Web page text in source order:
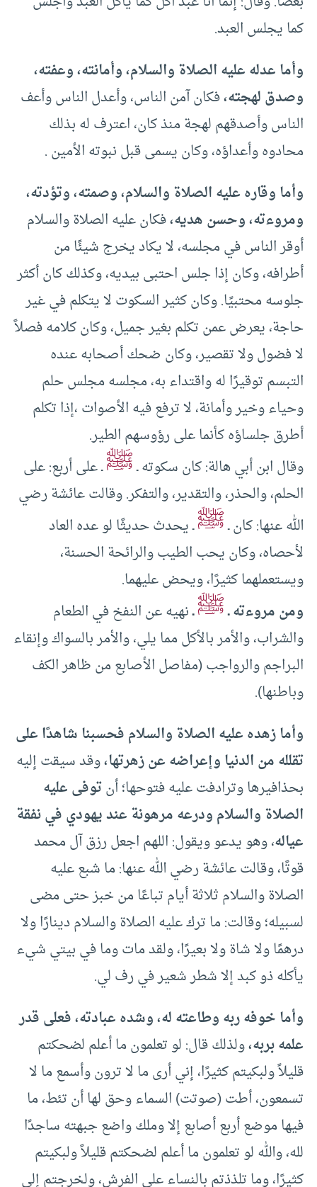
كما يجلس العبد.
وأما عدله عليه الصلاة والسلام، وأمانته، وعفته،
وصدق لهجته،فكان آمن الناس، وأعدل الناس وأعف
الناس وأصدقهم لهجة منذ كان، اعترف له بذلك
محادوه وأعداؤه، وكان يسمى قبل نبوته الأمين .
وأما وقاره عليه الصلاة والسلام، وصمته، وتؤدته،
ومروءته، وحسن هديه،فكان عليه الصلاة والسلام
أوقر الناس في مجلسه، لا يكاد يخرج شيئًا من
أطرافه، وكان إذا جلس احتبى بيديه، وكذلك كان أكثر
جلوسه محتبيًا. وكان كثير السكوت لا يتكلم في غير
حاجة، يعرض عمن تكلم بغير جميل، وكان كلامه فصلاً
لا فضول ولا تقصير، وكان ضحك أصحابه عنده
التبسم توقيرًا له واقتداء به، مجلسه مجلس حلم
وحياء وخير وأمانة، لا ترفع فيه الأصوات ،إذا تكلم
أطرق جلساؤه كأنما على رؤوسهم الطير.
وقال ابن أبي هالة: كان سكوته ـﷺـ على أربع: على
الحلم، والحذر، والتقدير، والتفكر. وقالت عائشة رضي
الله عنها: كان ـﷺـ يحدث حديثًا لو عده العاد
لأحصاه، وكان يحب الطيب والرائحة الحسنة،
ويستعملهما كثيرًا، ويحض عليهما.
ومن مروءته ـﷺـنهيه عن النفخ في الطعام
والشراب، والأمر بالأكل مما يلي، والأمر بالسواك وإنقاء
البراجم والرواجب (مفاصل الأصابع من ظاهر الكف
وباطنها).
وأما زهده عليه الصلاة والسلام فحسبنا شاهدًا على
تقلله من الدنيا وإعراضه عن زهرتها،وقد سيقت إليه
بحذافيرها وترادفت عليه فتوحها؛ أنتوفى عليه
الصلاة والسلام ودرعه مرهونة عند يهودي في نفقة
عياله، وهو يدعو ويقول: اللهم اجعل رزق آل محمد
قوتًا، وقالت عائشة رضي الله عنها: ما شبع عليه
الصلاة والسلام ثلاثة أيام تباعًا من خبز حتى مضى
لسبيله؛ وقالت: ما ترك عليه الصلاة والسلام دينارًا ولا
درهمًا ولا شاة ولا بعيرًا، ولقد مات وما في بيتي شيء
يأكله ذو كبد إلا شطر شعير في رف لي.
وأما خوفه ربه وطاعته له، وشده عبادته، فعلى قدر
علمه بربه،ولذلك قال: لو تعلمون ما أعلم لضحكتم
قليلاً ولبكيتم كثيرًا، إني أرى ما لا ترون وأسمع ما لا
تسمعون، أطت (صوتت) السماء وحق لها أن تئط، ما
فيها موضع أربع أصابع إلا وملك واضع جبهته ساجدًا
لله، والله لو تعلمون ما أعلم لضحكتم قليلاً ولبكيتم
كثيرًا، وما تلذذتم بالنساء على الفرش، ولخرجتم إلى